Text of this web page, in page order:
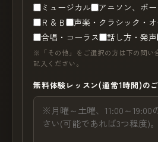
ミュージカル
アニソン、ボ
Ｒ＆Ｂ
声楽・クラシック・
合唱・コーラス
話し方・発声
※「その他」をご選択の方は下の問い
記入ください。
無料体験レッスン(通常1時間)の